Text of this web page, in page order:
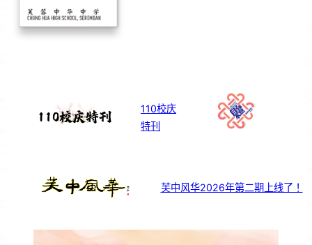
110校庆
特刊
芙中风华2026年第二期上线了！